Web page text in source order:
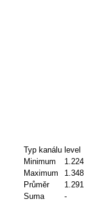
Typ kanálu level
Minimum
1.224
Maximum
1.348
Průměr
1.291
Suma
-